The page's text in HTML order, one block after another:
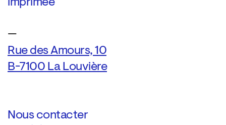
imprimée
—
Rue des Amours, 10
B-7100 La Louvière
Nous contacter